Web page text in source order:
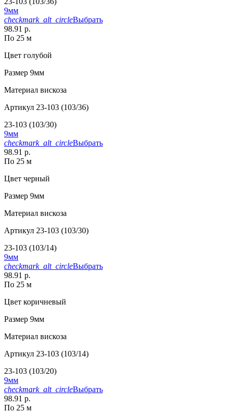
9мм
checkmark_alt_circleВыбрать
98.91 р.
По 25 м
Цвет голубой
Размер 9мм
Материал вискоза
Артикул 23-103 (103/36)
23-103 (103/30)
9мм
checkmark_alt_circleВыбрать
98.91 р.
По 25 м
Цвет черный
Размер 9мм
Материал вискоза
Артикул 23-103 (103/30)
23-103 (103/14)
9мм
checkmark_alt_circleВыбрать
98.91 р.
По 25 м
Цвет коричневый
Размер 9мм
Материал вискоза
Артикул 23-103 (103/14)
23-103 (103/20)
9мм
checkmark_alt_circleВыбрать
98.91 р.
По 25 м